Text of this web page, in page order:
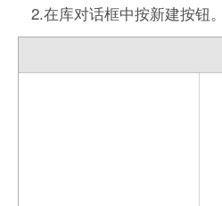
2.在库对话框中按新建按钮。